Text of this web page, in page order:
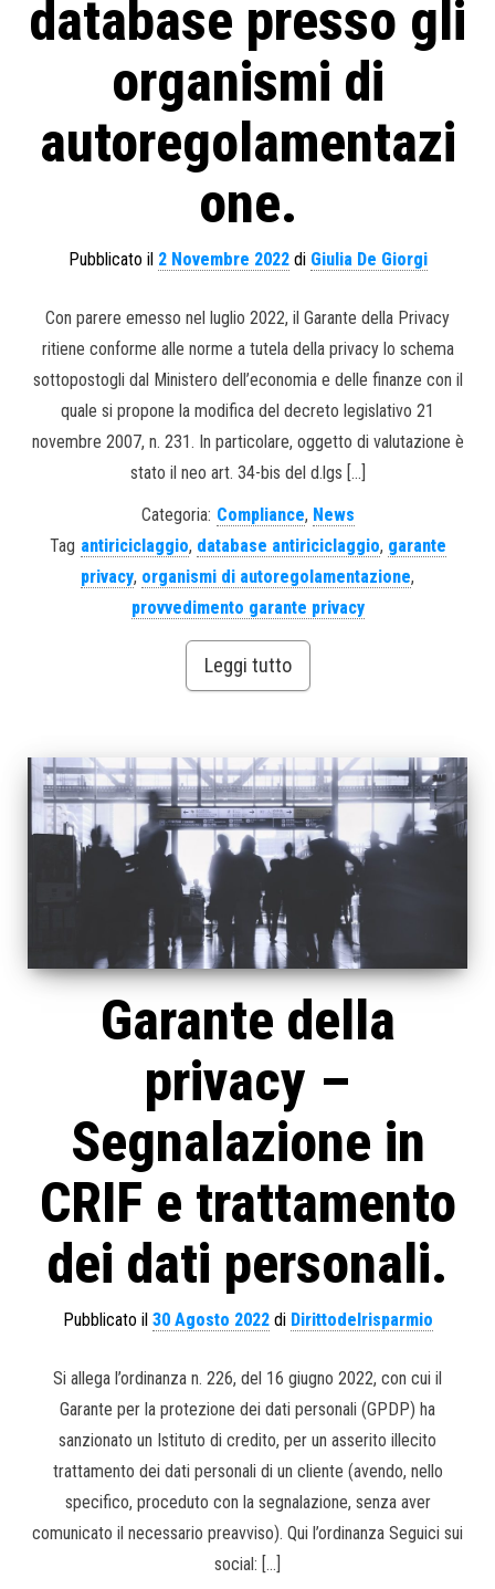
database presso gli
organismi di
autoregolamentazi
one.
Pubblicato il 2 Novembre 2022di Giulia De Giorgi
Con parere emesso nel luglio 2022, il Garante della Privacy
ritiene conforme alle norme a tutela della privacy lo schema
sottopostogli dal Ministero dell’economia e delle finanze con il
quale si propone la modifica del decreto legislativo 21
novembre 2007, n. 231. In particolare, oggetto di valutazione è
stato il neo art. 34-bis del d.lgs […]
Categoria: Compliance, News
Tag antiriciclaggio, database antiriciclaggio, garante
privacy, organismi di autoregolamentazione,
provvedimento garante privacy
Leggi tutto
Garante della
privacy –
Segnalazione in
CRIF e trattamento
dei dati personali.
Pubblicato il 30 Agosto 2022di Dirittodelrisparmio
Si allega l’ordinanza n. 226, del 16 giugno 2022, con cui il
Garante per la protezione dei dati personali (GPDP) ha
sanzionato un Istituto di credito, per un asserito illecito
trattamento dei dati personali di un cliente (avendo, nello
specifico, proceduto con la segnalazione, senza aver
comunicato il necessario preavviso). Qui l’ordinanza Seguici sui
social: […]